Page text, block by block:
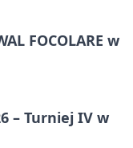
FOCOLARE w
– Turniej IV w